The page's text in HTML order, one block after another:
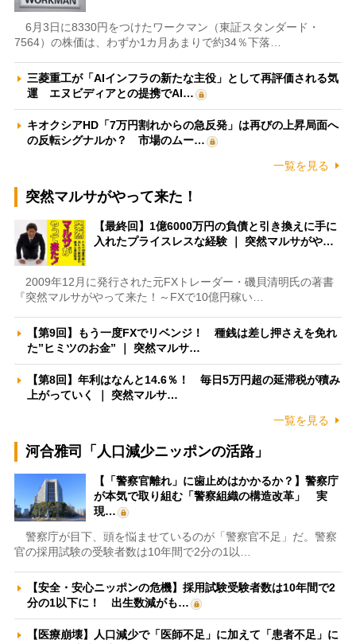
6月3日に8330円をつけたワークマン（東証スタンダード・
7564）の株価は、わずか1カ月あまりで約34％下落…
三菱重工が「AIインフラの新たな主役」として再評価される気
運 エヌビディアとの提携でAI…
キオクシアHD「7万円割れからの急反発」は再びの上昇局面へ
の反転シグナルか？ 市場のムー…
一覧を見る
突然マルサがやって来た！
【最終回】1億6000万円の負債と引き換えに手に
入れたプライスレスな経験 ｜ 突然マルサがや…
2009年12月に発行された元FXトレーダー・磯貝清明氏の著書
『突然マルサがやって来た！～FXで10億円稼い…
【第9回】もう一度FXでリベンジ！ 種銭は差し押さえを免れ
た”ヒミツのお金” ｜ 突然マルサ…
【第8回】年利はなんと14.6％！ 毎日5万円超の延滞税が積み
上がっていく ｜ 突然マルサ…
一覧を見る
河合雅司「人口減少ニッポンの活路」
【「警察官離れ」に歯止めはかかるか？】警察庁
が本気で取り組む「警察組織の構造改革」 実
現…
警察庁が目下、頭を悩ませているのが「警察官不足」だ。警察
官の採用試験の受験者数は10年間で2分の1以…
【安全・安心ニッポンの危機】採用試験受験者数は10年間で2
分の1以下に！ 出生数減がも…
【医療崩壊】人口減少で「医師不足」に加えて「患者不足」に